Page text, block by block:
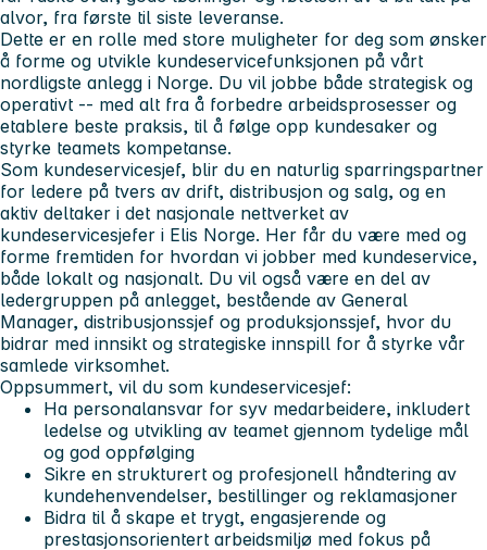
alvor, fra første til siste leveranse.
Dette er en rolle med store muligheter for deg som ønsker
å forme og utvikle kundeservicefunksjonen på vårt
nordligste anlegg i Norge. Du vil jobbe både strategisk og
operativt -- med alt fra å forbedre arbeidsprosesser og
etablere beste praksis, til å følge opp kundesaker og
styrke teamets kompetanse.
Som kundeservicesjef, blir du en naturlig sparringspartner
for ledere på tvers av drift, distribusjon og salg, og en
aktiv deltaker i det nasjonale nettverket av
kundeservicesjefer i Elis Norge. Her får du være med og
forme fremtiden for hvordan vi jobber med kundeservice,
både lokalt og nasjonalt. Du vil også være en del av
ledergruppen på anlegget, bestående av General
Manager, distribusjonssjef og produksjonssjef, hvor du
bidrar med innsikt og strategiske innspill for å styrke vår
samlede virksomhet.
Oppsummert, vil du som kundeservicesjef:
Ha personalansvar for syv medarbeidere, inkludert
ledelse og utvikling av teamet gjennom tydelige mål
og god oppfølging
Sikre en strukturert og profesjonell håndtering av
kundehenvendelser, bestillinger og reklamasjoner
Bidra til å skape et trygt, engasjerende og
prestasjonsorientert arbeidsmiljø med fokus på